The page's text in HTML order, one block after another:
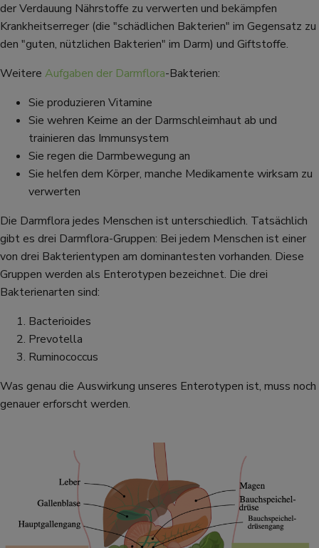
der Verdauung Nährstoffe zu verwerten und bekämpfen
Krankheitserreger (die "schädlichen Bakterien" im Gegensatz zu
den "guten, nützlichen Bakterien" im Darm) und Giftstoffe.
Weitere Aufgaben der Darmflora-Bakterien:
Sie produzieren Vitamine
Sie wehren Keime an der Darmschleimhaut ab und
trainieren das Immunsystem
Sie regen die Darmbewegung an
Sie helfen dem Körper, manche Medikamente wirksam zu
verwerten
Die Darmflora jedes Menschen ist unterschiedlich. Tatsächlich
gibt es drei Darmflora-Gruppen: Bei jedem Menschen ist einer
von drei Bakterientypen am dominantesten vorhanden. Diese
Gruppen werden als Enterotypen bezeichnet. Die drei
Bakterienarten sind:
Bacterioides
Prevotella
Ruminococcus
Was genau die Auswirkung unseres Enterotypen ist, muss noch
genauer erforscht werden.